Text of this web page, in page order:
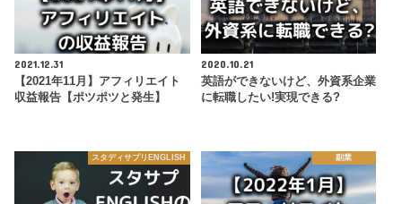
2021.12.31
【2021年11月】アフィリエイト
収益報告【ポツポツと発生】
2020.10.21
英語ができないけど、外資系企業
に転職したい!実現できる?
スタディサプリENGLISH 副業